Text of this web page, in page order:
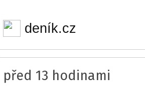
deník.cz
před 13 hodinami